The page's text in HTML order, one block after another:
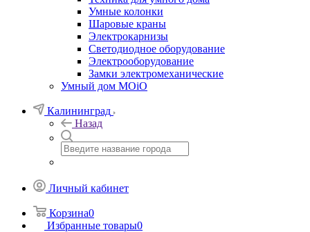
Умные колонки
Шаровые краны
Электрокарнизы
Светодиодное оборудование
Электрооборудование
Замки электромеханические
Умный дом MOiO
Калининград
Назад
Личный кабинет
Корзина0
Избранные товары0